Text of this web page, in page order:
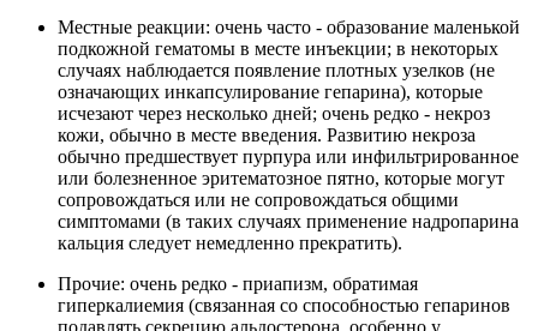
Местные реакции: очень часто - образование маленькой
подкожной гематомы в месте инъекции; в некоторых
случаях наблюдается появление плотных узелков (не
означающих инкапсулирование гепарина), которые
исчезают через несколько дней; очень редко - некроз
кожи, обычно в месте введения. Развитию некроза
обычно предшествует пурпура или инфильтрированное
или болезненное эритематозное пятно, которые могут
сопровождаться или не сопровождаться общими
симптомами (в таких случаях применение надропарина
кальция следует немедленно прекратить).
Прочие: очень редко - приапизм, обратимая
гиперкалиемия (связанная со способностью гепаринов
подавлять секрецию альдостерона, особенно у